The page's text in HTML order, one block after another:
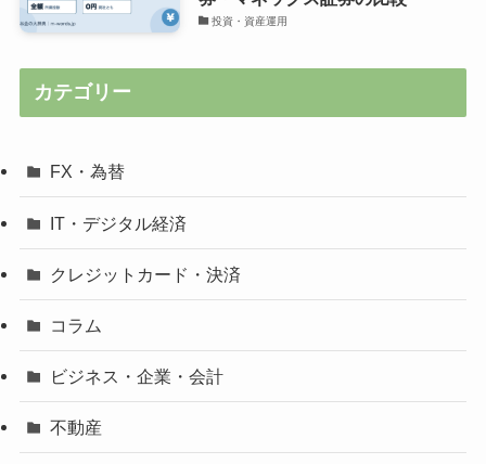
投資・資産運用
カテゴリー
FX・為替
IT・デジタル経済
クレジットカード・決済
コラム
ビジネス・企業・会計
不動産